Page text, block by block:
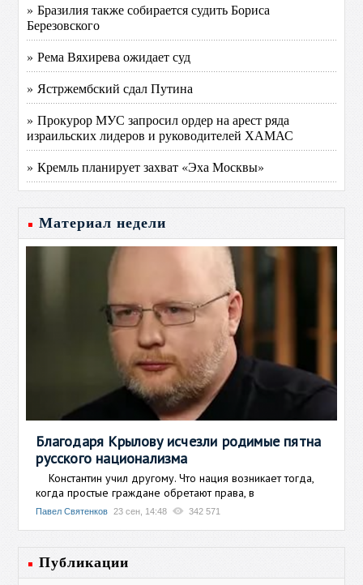
» Бразилия также собирается судить Бориса
Березовского
» Рема Вяхирева ожидает суд
» Ястржембский сдал Путина
» Прокурор МУС запросил ордер на арест ряда
израильских лидеров и руководителей ХАМАС
» Кремль планирует захват «Эха Москвы»
Материал недели
Благодаря Крылову исчезли родимые пятна
русского национализма
Константин учил другому. Что нация возникает тогда,
когда простые граждане обретают права, в
Павел Святенков 23 сен, 14:48 342 571
Публикации